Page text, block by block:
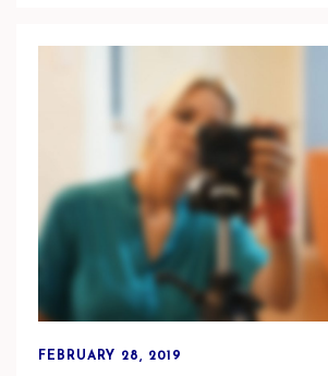
FEBRUARY 28, 2019